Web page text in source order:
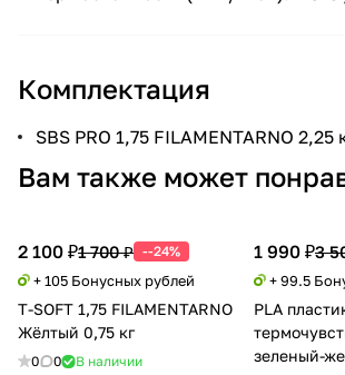
Комплектация
SBS PRO 1,75 FILAMENTARNO 2,25
Вам также может
2 100 ₽1 700 ₽ --24%
+ 105 Бонусных рублей
T-SOFT 1,75 FILAMENTARNO
Жёлтый 0,75 кг
0 0 В наличии
1 990 ₽3
+ 99.5
PLA
зеленый-